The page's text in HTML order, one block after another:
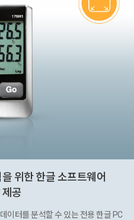
위한 한글 소프트웨어
제공
이터를 분석할 수 있는 전용 한글 PC